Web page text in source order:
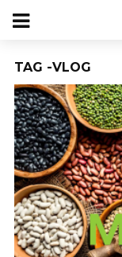
TAG -VLOG